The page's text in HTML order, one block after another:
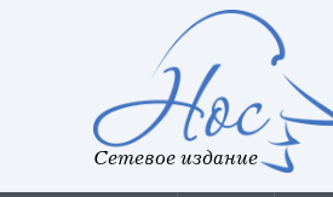
Сетевое издание